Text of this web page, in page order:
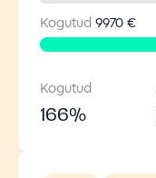
Kogutud 9970 €
Kogutud
166%